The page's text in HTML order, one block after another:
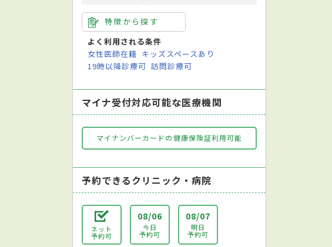
特徴から探す
よく利用される条件
女性医師在籍 キッズスペースあり
19時以降診療可 訪問診療可
マイナ受付対応可能な医療機関
マイナンバーカードの健康保険証利用可能
予約できるクリニック・病院
ネット
予約可
08/06
今日
予約可
08/07
明日
予約可